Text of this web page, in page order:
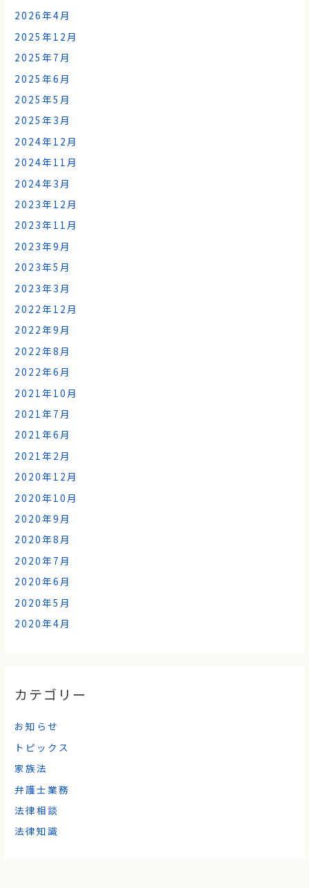
2026年4月
2025年12月
2025年7月
2025年6月
2025年5月
2025年3月
2024年12月
2024年11月
2024年3月
2023年12月
2023年11月
2023年9月
2023年5月
2023年3月
2022年12月
2022年9月
2022年8月
2022年6月
2021年10月
2021年7月
2021年6月
2021年2月
2020年12月
2020年10月
2020年9月
2020年8月
2020年7月
2020年6月
2020年5月
2020年4月
カテゴリー
お知らせ
トピックス
家族法
弁護士業務
法律相談
法律知識